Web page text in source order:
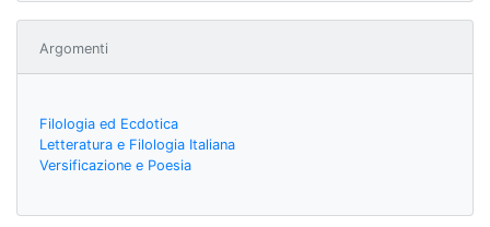
Argomenti
Filologia ed Ecdotica
Letteratura e Filologia Italiana
Versificazione e Poesia